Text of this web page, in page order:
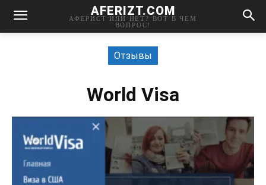
AFERIZT.COM
АФЕРИСТ ИЛИ НЕТ? ВОТ В ЧЕМ
ВОПРОС!
Отзывы
World Visa